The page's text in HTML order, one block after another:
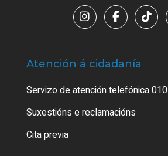
Atención á cidadanía
Servizo de atención telefónica 010
Suxestións e reclamacións
Cita previa